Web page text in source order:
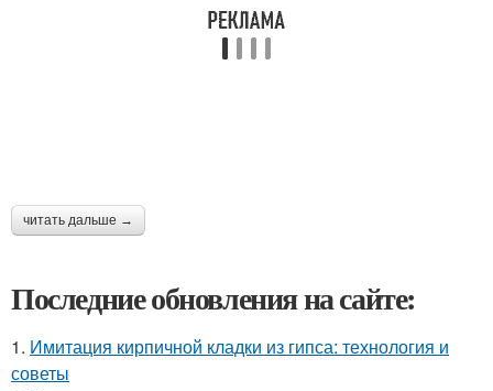
читать дальше →
Последние обновления на сайте:
1. Имитация кирпичной кладки из гипса: технология и
советы